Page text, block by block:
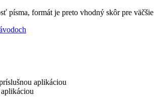
písma, formát je preto vhodný skôr pre
aplikáciou